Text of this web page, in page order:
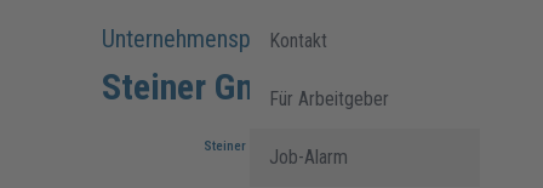
Kontakt
Für Arbeitgeber
Job-Alarm
Unternehmensprofil:
Steiner GmbH & Co. KG
Steiner GmbH & Co. KG